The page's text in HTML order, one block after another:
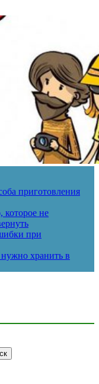
приготовления
которое не
при
хранить в